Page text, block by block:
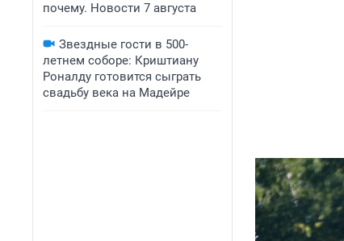
почему. Новости 7 августа
Звездные гости в 500-
летнем соборе: Криштиану
Роналду готовится сыграть
свадьбу века на Мадейре